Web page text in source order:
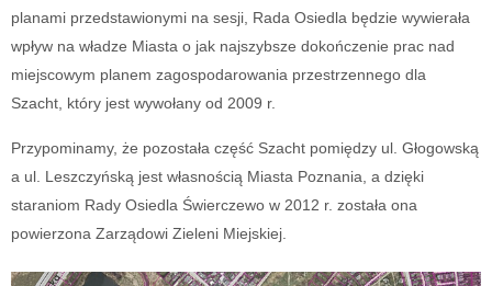
planami przedstawionymi na sesji, Rada Osiedla będzie wywierała
wpływ na władze Miasta o jak najszybsze dokończenie prac nad
miejscowym planem zagospodarowania przestrzennego dla
Szacht, który jest wywołany od 2009 r.
Przypominamy, że pozostała część Szacht pomiędzy ul. Głogowską
a ul. Leszczyńską jest własnością Miasta Poznania, a dzięki
staraniom Rady Osiedla Świerczewo w 2012 r. została ona
powierzona Zarządowi Zieleni Miejskiej.